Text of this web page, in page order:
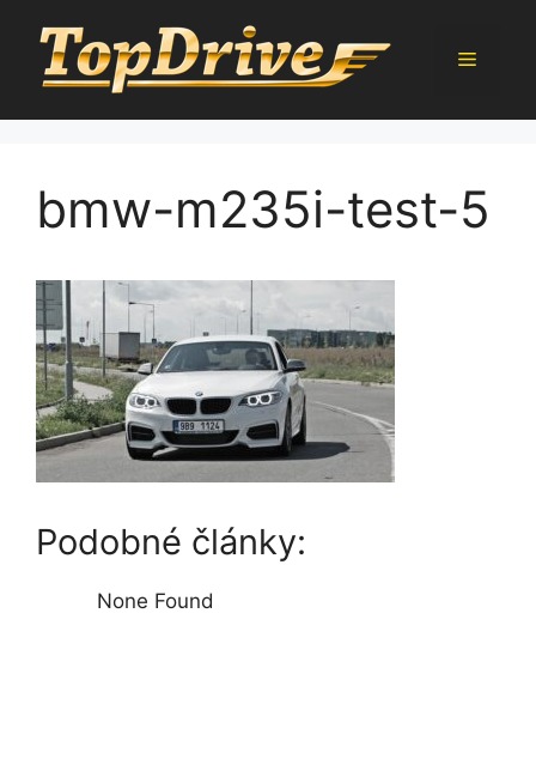
obsah
Menu
bmw-m235i-test-5
Podobné články:
None Found